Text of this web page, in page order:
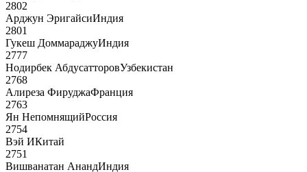
2802
Арджун ЭригайсиИндия
2801
Гукеш ДоммараджуИндия
2777
Нодирбек АбдусатторовУзбекистан
2768
Алиреза ФируджаФранция
2763
Ян НепомнящийРоссия
2754
Вэй ИКитай
2751
Вишванатан АнандИндия